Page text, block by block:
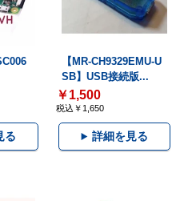
る
【MR-CH9329EMU-U
SB】USB接続版...
￥1,500
税込￥1,650
詳細を見る